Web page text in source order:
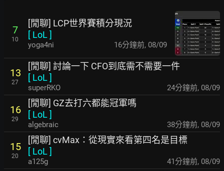
7
10
[閒聊] LCP世界賽積分現況
[ LoL ]
yoga4ni 16分鐘前, 08/09
13
27
[閒聊] 討論一下 CFO到底需不需要一件
[ LoL ]
superRKO 24分鐘前, 08/09
16
29
[閒聊] GZ去打六都能冠軍嗎
[ LoL ]
algebraic 38分鐘前, 08/09
15
20
[閒聊] cvMax：從現實來看第四名是目標
[ LoL ]
a125g 41分鐘前, 08/09